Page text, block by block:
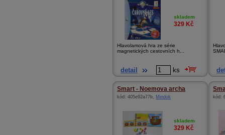
skladem
329 Kč
Hlavolamová hra ze série
magnetických cestovních h...
detail ks
Smart - Noemova archa
kód: 405e92a77b, Mindok
skladem
329 Kč
kód: